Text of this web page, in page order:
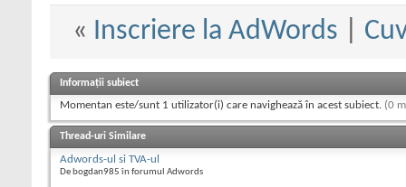
« Inscriere la AdWords
Informații subiect
Momentan este/sunt 1 utilizator(i) care navighează în acest subiect. (0
Thread-uri Similare
Adwords-ul si TVA-ul
De bogdan985 în forumul Adwords